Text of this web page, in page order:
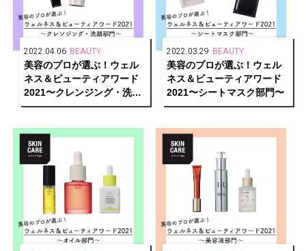
2022.04.06 BEAUTY
美容のプロが選ぶ！ウェル
ネス＆ビューティアワード
2021〜クレンジング・洗顔
部門〜
2022.03.29 BEAUTY
美容のプロが選ぶ！ウェル
ネス＆ビューティアワード
2021〜シートマスク部門〜